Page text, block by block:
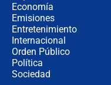
Economía
Emisiones
Entretenimiento
Internacional
Orden Público
Política
Sociedad